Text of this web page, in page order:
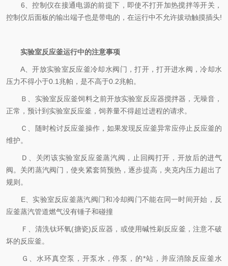
6、控制仪在接通电源的前提下，即使不打开加热搅拌等开关，
控制仪后面板的输出端子也是带电的，在运行中不允许拔动触摸插头!
实验室反应釜运行中的注意事项
A、开放实验室反应釜冷却水阀门，打开，打开进水阀，冷却水
压力不得小于0.1兆帕，是不高于0.2兆帕。
Ｂ、实验室反应釜饲料之前开放实验室反应器搅拌器，无噪音，
正常，预计到实验室反应釜，饲养量不得超过进程的请求。
Ｃ、随时检讨反应釜操作，如果发现反应釜异常应停止反应釜的
维护。
Ｄ、关闭该实验室反应釜蒸汽阀，止回阀打开，开放后的进气
阀。关闭蒸汽阀门，使夹紧套筒预热，逐步提高，夹克内压力超出了
规则。
E、实验室反应釜蒸汽阀门和冷却阀门不能在同一时间开始，反
应釜蒸汽管道燃气没有锤子和碰撞
Ｆ、清洗钛环氧(搪瓷)反应器，或使用碱性刷反应釜，注意不破
坏的反应釜。
Ｇ、水环真空泵，开泵水，停泵，的*站，并应消除反应釜水